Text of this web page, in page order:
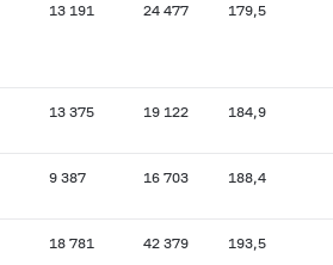
13 191 24 477 179,5
13 375 19 122 184,9
9 387 16 703 188,4
18 781 42 379 193,5